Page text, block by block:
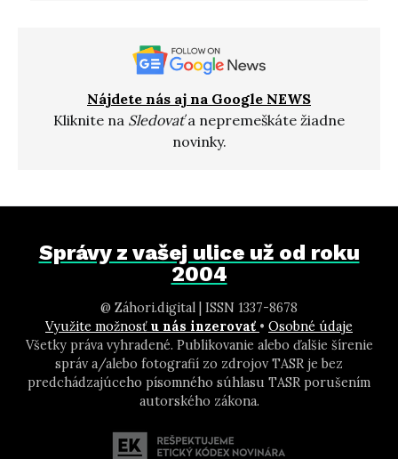
Nájdete nás aj na Google NEWS
Kliknite na Sledovaťa nepremeškáte žiadne
novinky.
Správy z vašej ulice už od roku
2004
@ Záhori.digital | ISSN 1337-8678
Využite možnosť u nás inzerovať • Osobné údaje
Všetky práva vyhradené. Publikovanie alebo ďalšie šírenie
správ a/alebo fotografií zo zdrojov TASR je bez
predchádzajúceho písomného súhlasu TASR porušením
autorského zákona.